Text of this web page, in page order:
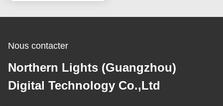
Nous contacter
Northern Lights (Guangzhou)
Digital Technology Co.,Ltd